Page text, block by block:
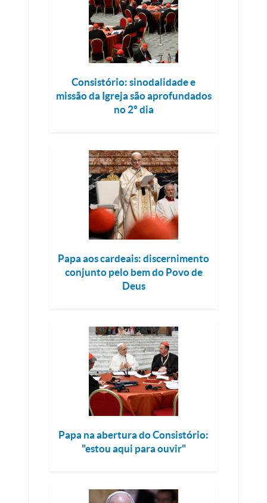
Consistório: sinodalidade e
missão da Igreja são aprofundados
no 2º dia
Papa aos cardeais: discernimento
conjunto pelo bem do Povo de
Deus
Papa na abertura do Consistório:
"estou aqui para ouvir"